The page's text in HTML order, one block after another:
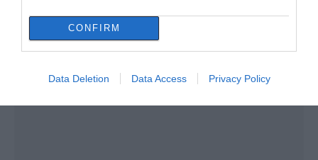
CONFIRM
Data Deletion Data Access Privacy Policy